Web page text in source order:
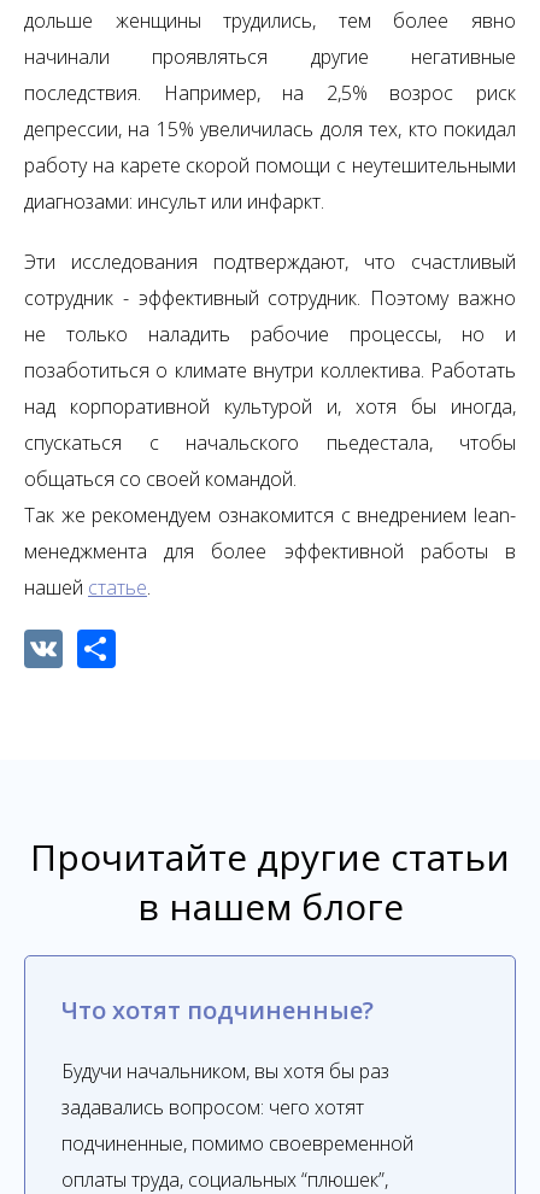
дольше женщины трудились, тем более явно
начинали проявляться другие негативные
последствия. Например, на 2,5% возрос риск
депрессии, на 15% увеличилась доля тех, кто покидал
работу на карете скорой помощи с неутешительными
диагнозами: инсульт или инфаркт.
Эти исследования подтверждают, что счастливый
сотрудник - эффективный сотрудник. Поэтому важно
не только наладить рабочие процессы, но и
позаботиться о климате внутри коллектива. Работать
над корпоративной культурой и, хотя бы иногда,
спускаться с начальского пьедестала, чтобы
общаться со своей командой.
Так же рекомендуем ознакомится с внедрением lean-
менеджмента для более эффективной работы в
нашей статье.
VK Share
Прочитайте другие статьи
в нашем блоге
Что хотят подчиненные?
Будучи начальником, вы хотя бы раз
задавались вопросом: чего хотят
подчиненные, помимо своевременной
оплаты труда, социальных “плюшек”,